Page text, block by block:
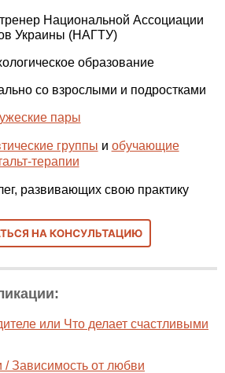
Национальной Ассоциации
Украины (НАГТУ)
образование
со взрослыми и подростками
пары
группы и обучающие
терапии
развивающих свою практику
или Что делает счастливыми
Зависимость от любви